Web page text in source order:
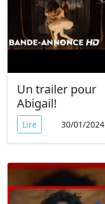
Un trailer pour
Abigail!
Lire 30/01/2024